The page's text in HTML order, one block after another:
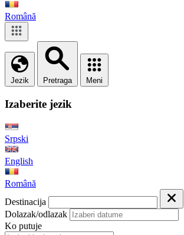
Română
Jezik Pretraga Meni
Izaberite jezik
Srpski
English
Română
Destinacija
Dolazak/odlazak
Ko putuje